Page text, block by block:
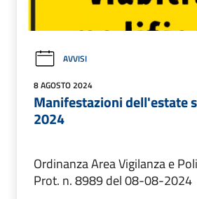
AVVISI
8 AGOSTO 2024
Manifestazioni dell'estate
2024
Ordinanza Area Vigilanza e
Prot. n. 8989 del 08-08-2024